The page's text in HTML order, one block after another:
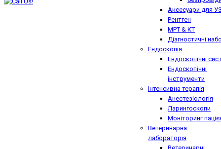
Аксесуари для
Рентген
МРТ & КТ
Діагностичні
Ендоскопія
Ендоскопічні
Ендоскопічні
інструменти
Інтенсивна терапія
Анестезіологія
Ларингоскопи
Моніторинг
Ветеринарна
лабораторія